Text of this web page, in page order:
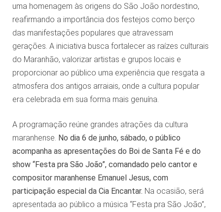
uma homenagem às origens do São João nordestino,
reafirmando a importância dos festejos como berço
das manifestações populares que atravessam
gerações. A iniciativa busca fortalecer as raízes culturais
do Maranhão, valorizar artistas e grupos locais e
proporcionar ao público uma experiência que resgata a
atmosfera dos antigos arraiais, onde a cultura popular
era celebrada em sua forma mais genuína.
A programação reúne grandes atrações da cultura
maranhense. No dia 6 de junho, sábado, o público
acompanha as apresentações do Boi de Santa Fé e do
show “Festa pra São João”, comandado pelo cantor e
compositor maranhense Emanuel Jesus, com
participação especial da Cia Encantar. Na ocasião, será
apresentada ao público a música “Festa pra São João”,